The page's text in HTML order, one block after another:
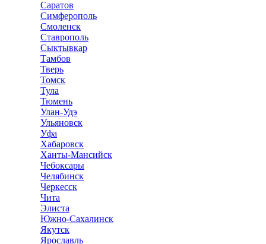
Саратов
Симферополь
Смоленск
Ставрополь
Сыктывкар
Тамбов
Тверь
Томск
Тула
Тюмень
Улан-Удэ
Ульяновск
Уфа
Хабаровск
Ханты-Мансийск
Чебоксары
Челябинск
Черкесск
Чита
Элиста
Южно-Сахалинск
Якутск
Ярославль